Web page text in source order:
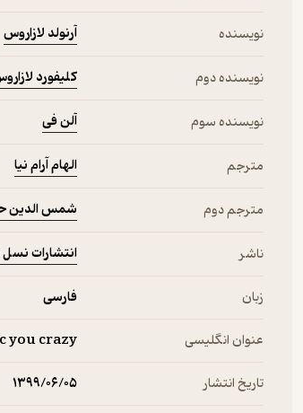
نویسنده آرنولد لازاروس
نویسنده دوم کلیفورد
نویسنده سوم آلن فی
مترجم الهام آرام نیا
مترجم دوم شمس الدین
ناشر انتشارات
زبان فارسی
عنوان انگلیسی you crazy
تاریخ انتشار ۱۳۹۹/۰۶/۰۵